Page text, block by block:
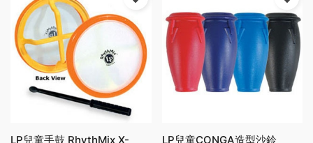
LP兒童手鼓 RhythMix X-
LP兒童CONGA造型沙鈴